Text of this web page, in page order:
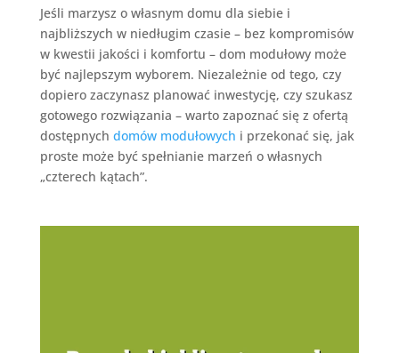
Jeśli marzysz o własnym domu dla siebie i
najbliższych w niedługim czasie – bez kompromisów
w kwestii jakości i komfortu – dom modułowy może
być najlepszym wyborem. Niezależnie od tego, czy
dopiero zaczynasz planować inwestycję, czy szukasz
gotowego rozwiązania – warto zapoznać się z ofertą
dostępnych domów modułowych i przekonać się, jak
proste może być spełnianie marzeń o własnych
„czterech kątach”.